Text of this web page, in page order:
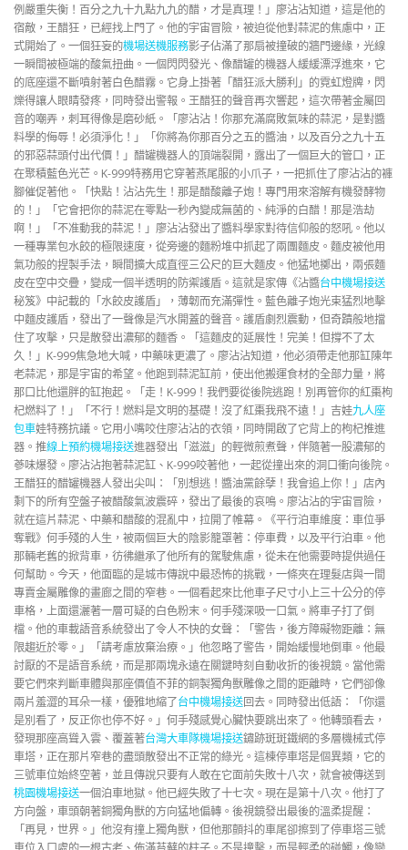
例嚴重失衡！百分之九十九點九九的醋，才是真理！」廖沾沾知道，這是他的
宿敵，王醋狂，已經找上門了。他的宇宙冒險，被迫從他對蒜泥的焦慮中，正
式開始了。一個狂妄的機場送機服務影子佔滿了那扇被撞破的牆門邊緣，光線
一瞬間被極端的酸氣扭曲。一個閃閃發光、像醋罐的機器人緩緩漂浮進來，它
的底座還不斷噴射著白色醋霧。它身上掛著「醋狂派大勝利」的霓虹燈牌，閃
爍得讓人眼睛發疼，同時發出警報。王醋狂的聲音再次響起，這次帶著金屬回
音的嘲弄，刺耳得像是磨砂紙。「廖沾沾！你那充滿腐敗氣味的蒜泥，是對醬
料學的侮辱！必須淨化！」「你將為你那百分之五的醬油，以及百分之九十五
的邪惡蒜頭付出代價！」醋罐機器人的頂端裂開，露出了一個巨大的管口，正
在聚積藍色光芒。K-999特務用它穿著燕尾服的小爪子，一把抓住了廖沾沾的褲
腳催促著他。「快點！沾沾先生！那是醋酸離子炮！專門用來溶解有機發酵物
的！」「它會把你的蒜泥在零點一秒內變成無菌的、純淨的白醋！那是浩劫
啊！」「不准動我的蒜泥！」廖沾沾發出了醬料學家對待信仰般的怒吼。他以
一種專業包水餃的極限速度，從旁邊的麵粉堆中抓起了兩團麵皮。麵皮被他用
氣功般的捏製手法，瞬間擴大成直徑三公尺的巨大麵皮。他猛地擲出，兩張麵
皮在空中交疊，變成一個半透明的防禦護盾。這就是家傳《沾醬台中機場接送
秘笈》中記載的「水餃皮護盾」，薄韌而充滿彈性。藍色離子炮光束猛烈地擊
中麵皮護盾，發出了一聲像是汽水開蓋的聲音。護盾劇烈震動，但奇蹟般地擋
住了攻擊，只是散發出濃郁的麵香。「這麵皮的延展性！完美！但撐不了太
久！」K-999焦急地大喊，中藥味更濃了。廖沾沾知道，他必須帶走他那缸陳年
老蒜泥，那是宇宙的希望。他跑到蒜泥缸前，使出他搬運食材的全部力量，將
那口比他還胖的缸抱起。「走！K-999！我們要從後院逃跑！別再管你的紅棗枸
杞燃料了！」「不行！燃料是文明的基礎！沒了紅棗我飛不遠！」吉娃九人座
包車娃特務抗議。它用小嘴咬住廖沾沾的衣領，同時開啟了它背上的枸杞推進
器。推線上預約機場接送進器發出「滋滋」的輕微煎煮聲，伴隨著一股濃郁的
蔘味爆發。廖沾沾抱著蒜泥缸、K-999咬著他，一起從撞出來的洞口衝向後院。
王醋狂的醋罐機器人發出尖叫：「別想逃！醬油黨餘孽！我會追上你！」店內
剩下的所有空盤子被醋酸氣波震碎，發出了最後的哀鳴。廖沾沾的宇宙冒險，
就在這片蒜泥、中藥和醋酸的混亂中，拉開了帷幕。《平行泊車維度：車位爭
奪戰》何手殘的人生，被兩個巨大的陰影籠罩著：停車費，以及平行泊車。他
那輛老舊的掀背車，彷彿繼承了他所有的駕駛焦慮，從未在他需要時提供過任
何幫助。今天，他面臨的是城市傳說中最恐怖的挑戰，一條夾在理髮店與一間
專賣金屬雕像的畫廊之間的窄巷。一個看起來比他車子尺寸小上三十公分的停
車格，上面還灑著一層可疑的白色粉末。何手殘深吸一口氣。將車子打了倒
檔。他的車載語音系統發出了令人不快的女聲：「警告，後方障礙物距離：無
限趨近於零。」「請考慮放棄治療。」他忽略了警告，開始緩慢地倒車。他最
討厭的不是語音系統，而是那兩塊永遠在關鍵時刻自動收折的後視鏡。當他需
要它們來判斷車體與那座價值不菲的銅製獨角獸雕像之間的距離時，它們卻像
兩片羞澀的耳朵一樣，優雅地縮了台中機場接送回去。同時發出低語：「你還
是別看了，反正你也停不好。」何手殘感覺心臟快要跳出來了。他轉頭看去，
發現那座高聳入雲、覆蓋著台灣大車隊機場接送鏽跡斑斑鐵網的多層機械式停
車塔，正在那片窄巷的盡頭散發出不正常的綠光。這棟停車塔是個異類，它的
三號車位始終空著，並且傳說只要有人敢在它面前失敗十八次，就會被傳送到
桃園機場接送一個泊車地獄。他已經失敗了十七次。現在是第十八次。他打了
方向盤，車頭朝著銅獨角獸的方向猛地偏轉。後視鏡發出最後的溫柔提醒：
「再見，世界。」他沒有撞上獨角獸，但他那顫抖的車尾卻擦到了停車塔三號